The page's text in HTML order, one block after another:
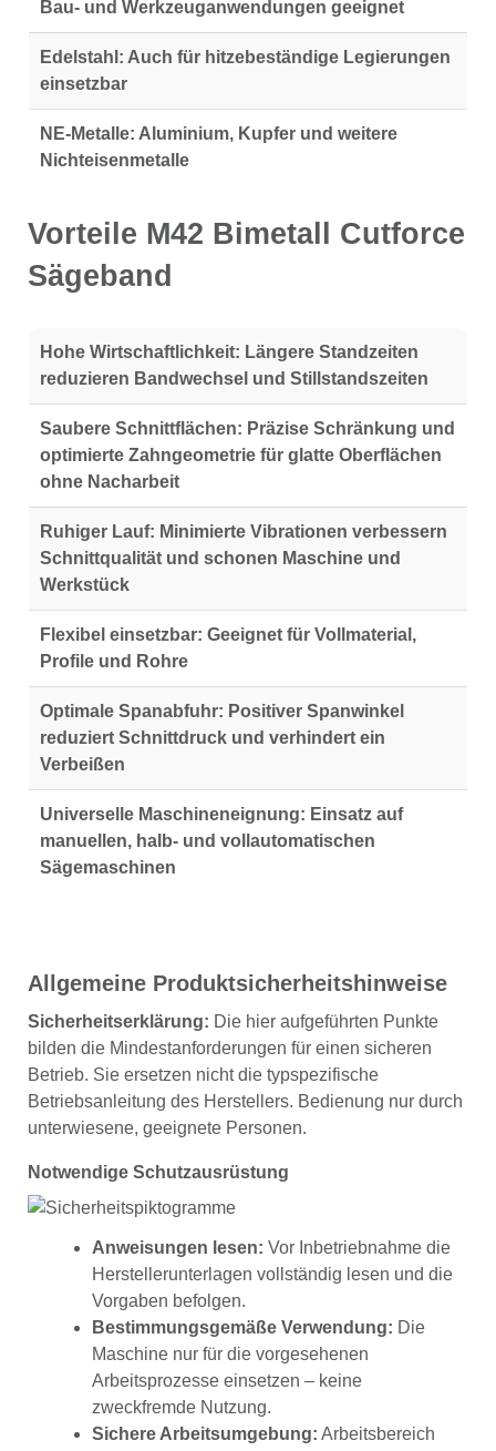
Bau- und Werkzeuganwendungen geeignet
Edelstahl: Auch für hitzebeständige Legierungen
einsetzbar
NE-Metalle: Aluminium, Kupfer und weitere
Nichteisenmetalle
Vorteile M42 Bimetall Cutforce
Sägeband
Hohe Wirtschaftlichkeit: Längere Standzeiten
reduzieren Bandwechsel und Stillstandszeiten
Saubere Schnittflächen: Präzise Schränkung und
optimierte Zahngeometrie für glatte Oberflächen
ohne Nacharbeit
Ruhiger Lauf: Minimierte Vibrationen verbessern
Schnittqualität und schonen Maschine und
Werkstück
Flexibel einsetzbar: Geeignet für Vollmaterial,
Profile und Rohre
Optimale Spanabfuhr: Positiver Spanwinkel
reduziert Schnittdruck und verhindert ein
Verbeißen
Universelle Maschineneignung: Einsatz auf
manuellen, halb- und vollautomatischen
Sägemaschinen
Allgemeine Produktsicherheitshinweise
Sicherheitserklärung: Die hier aufgeführten Punkte
bilden die Mindestanforderungen für einen sicheren
Betrieb. Sie ersetzen nicht die typspezifische
Betriebsanleitung des Herstellers. Bedienung nur durch
unterwiesene, geeignete Personen.
Notwendige Schutzausrüstung
Anweisungen lesen: Vor Inbetriebnahme die
Herstellerunterlagen vollständig lesen und die
Vorgaben befolgen.
Bestimmungsgemäße Verwendung: Die
Maschine nur für die vorgesehenen
Arbeitsprozesse einsetzen – keine
zweckfremde Nutzung.
Sichere Arbeitsumgebung: Arbeitsbereich